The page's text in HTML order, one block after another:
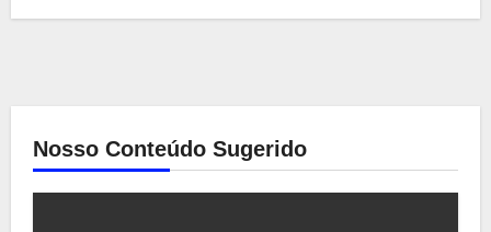
Nosso Conteúdo Sugerido